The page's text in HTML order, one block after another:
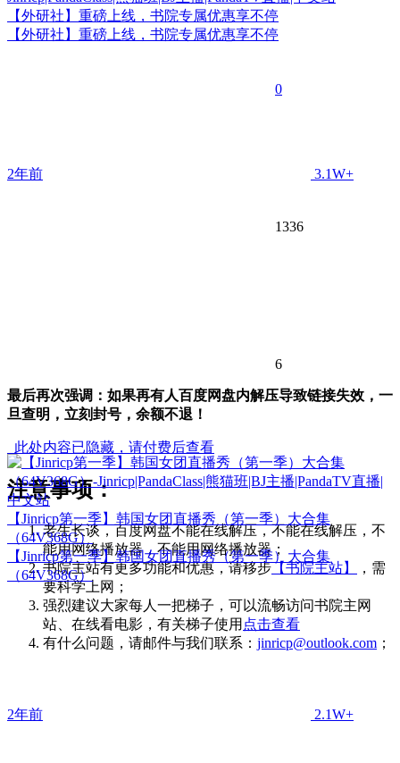
0
1336
6
最后再次强调：如果再有人百度网盘内解压导致链接失效，一
旦查明，立刻封号，余额不退！
此处内容已隐藏，请付费后查看
注意事项：
老生长谈，百度网盘不能在线解压，不能在线解压，不
能用网络播放器，不能用网络播放器；
书院主站有更多功能和优惠，请移步【书院主站】
，需
要科学上网；
强烈建议大家每人一把梯子，可以流畅访问书院主网
站、在线看电影，有关梯子使用 点击查看
有什么问题，请邮件与我们联系： jinricp@outlook.com ；
【外研社】重磅上线，书院专属优惠享不停
【外研社】重磅上线，书院专属优惠享不停
2年前 3.1W+
【Jinricp第一季】韩国女团直播秀（第一季）大合集
（64V368G）
【Jinricp第一季】韩国女团直播秀（第一季）大合集
（64V368G）
2年前 2.1W+